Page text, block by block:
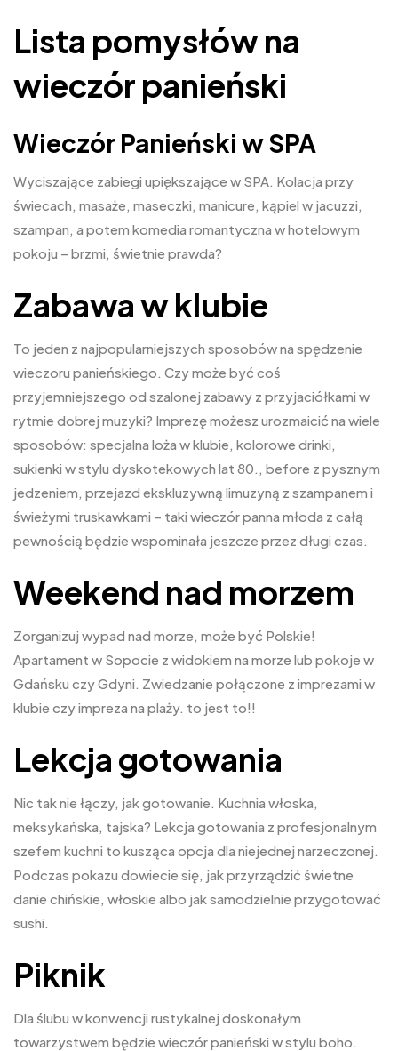
Lista pomysłów na
wieczór panieński
Wieczór Panieński w SPA
Wyciszające zabiegi upiększające w SPA. Kolacja przy
świecach, masaże, maseczki, manicure, kąpiel w jacuzzi,
szampan, a potem komedia romantyczna w hotelowym
pokoju – brzmi, świetnie prawda?
Zabawa w klubie
To jeden z najpopularniejszych sposobów na spędzenie
wieczoru panieńskiego. Czy może być coś
przyjemniejszego od szalonej zabawy z przyjaciółkami w
rytmie dobrej muzyki? Imprezę możesz urozmaicić na wiele
sposobów: specjalna loża w klubie, kolorowe drinki,
sukienki w stylu dyskotekowych lat 80., before z pysznym
jedzeniem, przejazd ekskluzywną limuzyną z szampanem i
świeżymi truskawkami – taki wieczór panna młoda z całą
pewnością będzie wspominała jeszcze przez długi czas.
Weekend nad morzem
Zorganizuj wypad nad morze, może być Polskie!
Apartament w Sopocie z widokiem na morze lub pokoje w
Gdańsku czy Gdyni. Zwiedzanie połączone z imprezami w
klubie czy impreza na plaży. to jest to!!
Lekcja gotowania
Nic tak nie łączy, jak gotowanie. Kuchnia włoska,
meksykańska, tajska? Lekcja gotowania z profesjonalnym
szefem kuchni to kusząca opcja dla niejednej narzeczonej.
Podczas pokazu dowiecie się, jak przyrządzić świetne
danie chińskie, włoskie albo jak samodzielnie przygotować
sushi.
Piknik
Dla ślubu w konwencji rustykalnej doskonałym
towarzystwem będzie wieczór panieński w stylu boho.